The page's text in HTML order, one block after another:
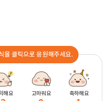
을 클릭으로 응원해주세요.
해요 고마워요 축하해요